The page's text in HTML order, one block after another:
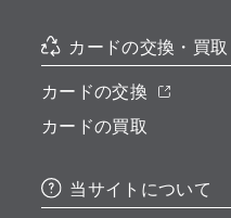
カードの交換・買取
カードの交換
カードの買取
当サイトについて